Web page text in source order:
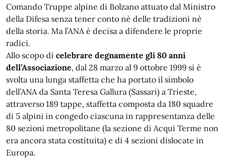
Comando Truppe alpine di Bolzano attuato dal Ministro
della Difesa senza tener conto nè delle tradizioni nè
della storia. Ma l’ANA è decisa a difendere le proprie
radici.
Allo scopo di celebrare degnamente gli 80 anni
dell’Associazione, dal 28 marzo al 9 ottobre 1999 si è
svolta una lunga staffetta che ha portato il simbolo
dell’ANA da Santa Teresa Gallura (Sassari) a Trieste,
attraverso 189 tappe, staffetta composta da 180 squadre
di 5 alpini in congedo ciascuna in rappresentanza delle
80 sezioni metropolitane (la sezione di Acqui Terme non
era ancora stata costituita) e di 4 sezioni dislocate in
Europa.